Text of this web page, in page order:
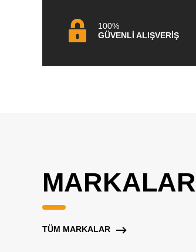
100%
GÜVENLİ ALIŞVERİŞ
MARKALAR
TÜM MARKALAR